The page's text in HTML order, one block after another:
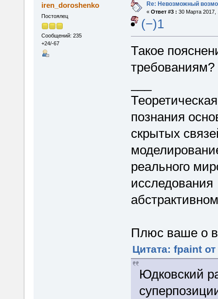
iren_doroshenko
Постоялец
Сообщений: 235
+24/-67
Re: Невозможный
« Ответ #3 : 30 Марта 2017,
(−)1
Такое
требованиям?
познания
скрытых
реального
исследования
Плюс ваше о
Цитата: fpaint
Юдковский